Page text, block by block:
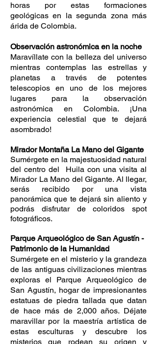
horas por estas formaciones
geológicas en la segunda zona más
árida de Colombia.
Observación astronómica en la noche
Maravíllate con la belleza del universo
mientras contemplas las estrellas y
planetas a través de potentes
telescopios en uno de los mejores
lugares para la observación
astronómica en Colombia. ¡Una
experiencia celestial que te dejará
asombrado!
Mirador Montaña La Mano del Gigante
Sumérgete en la majestuosidad natural
del centro del Huila con una visita al
Mirador La Mano del Gigante. Al llegar,
serás recibido por una vista
panorámica que te dejará sin aliento y
podrás disfrutar de coloridos spot
fotográficos.
Parque Arqueológico de San Agustín -
Patrimonio de la Humanidad
Sumérgete en el misterio y la grandeza
de las antiguas civilizaciones mientras
exploras el Parque Arqueológico de
San Agustín, hogar de impresionantes
estatuas de piedra tallada que datan
de hace más de 2,000 años. Déjate
maravillar por la maestría artística de
estas esculturas y descubre los
misterios que rodean su origen y